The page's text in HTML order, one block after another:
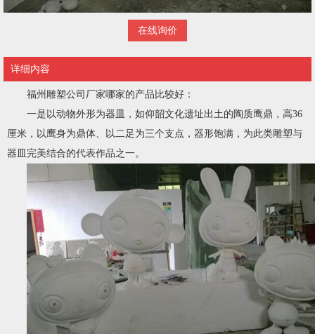
在线询价
详细内容
福州雕塑公司厂家哪家的产品比较好：
一是以动物外形为器皿，如仰韶文化遗址出土的陶质鹰鼎，高36
厘米，以鹰身为鼎体、以二足为三个支点，器形饱满，为此类雕塑与
器皿完美结合的代表作品之一。